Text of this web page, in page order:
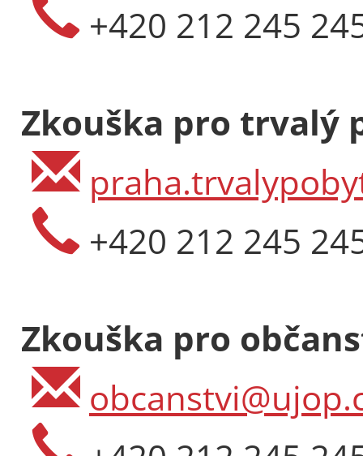
+420 212 245
Zkouška pro trvalý
+420 212 245
Zkouška pro